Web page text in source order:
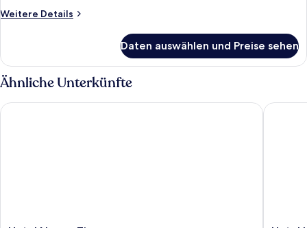
Weitere Details
Weitere
Daten auswählen und Preise sehen
Ähnliche Unterkünfte
Hotel Nuovo Tirreno Hotel